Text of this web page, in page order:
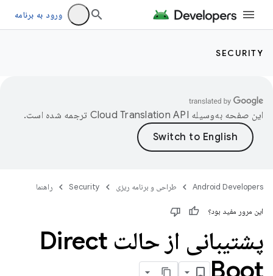
ورود به برنامه
SECURITY
این صفحه به‌وسیله ترجمه شده است.
Android Developers طراحی و برنامه ریزی Security راهنما
این مرور مفید بود؟
پشتیبانی از حالت Direct
Boot